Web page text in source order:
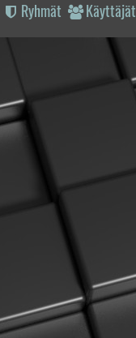
Käyttäjät
Ryhmät